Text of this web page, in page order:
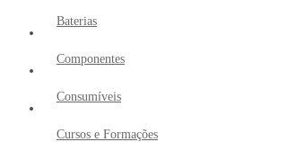
Baterias
Componentes
Consumíveis
Cursos e Formações